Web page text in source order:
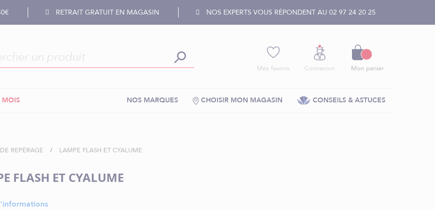
RETRAIT GRATUIT EN MAGASIN NOS EXPERTS VOUS RÉPONDENT AU 02 97 24 20 25
Mes favoris Connexion Mon panier
MOIS CONSEILS & ASTUCES
CHOISIR MON MAGASIN
NOS MARQUES
REPÉRAGE LAMPE FLASH ET CYALUME
FLASH ET CYALUME